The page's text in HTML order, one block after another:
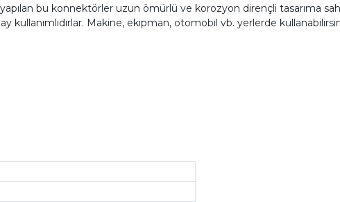
bu konnektörler uzun ömürlü ve korozyon dirençli tasarıma
Makine, ekipman, otomobil vb. yerlerde